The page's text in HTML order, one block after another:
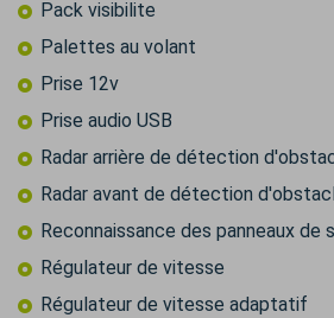
Pack visibilite
Palettes au volant
Prise 12v
Prise audio USB
Radar arrière de détection
Radar avant de détection
Reconnaissance des panneaux de
Régulateur de vitesse
Régulateur de vitesse adaptatif